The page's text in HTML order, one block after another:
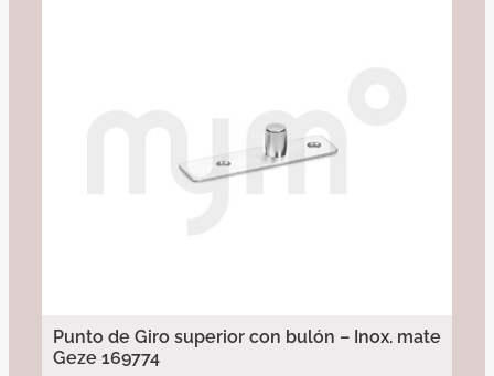
Punto de Giro superior con bulón – Inox. mate
Geze 169774